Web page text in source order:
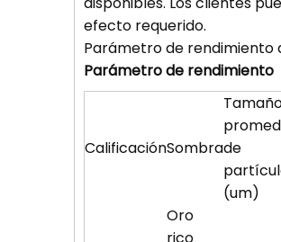
efecto requerido.
Parámetro de rendimiento
Parámetro de rendimiento
CalificaciónSombrade
(um)
Oro